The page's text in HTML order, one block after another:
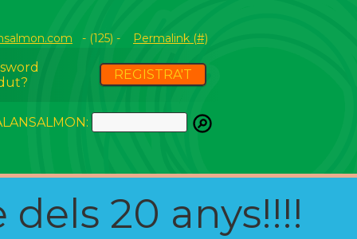
- (125) - Permalink (#)
REGISTRA'T
20 anys!!!!